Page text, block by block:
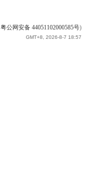
粤公网安备 44051102000585号)
GMT+8, 2026-8-7 18:57